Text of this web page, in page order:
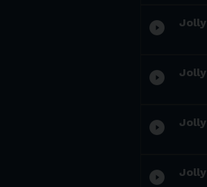
play_circle_filled
play_circle_filled
play_circle_filled
play_circle_filled